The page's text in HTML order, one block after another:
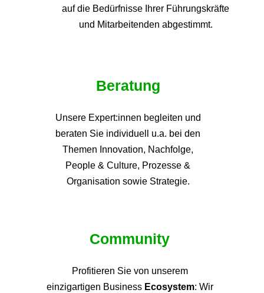
auf die Bedürfnisse Ihrer Führungskräfte
und Mitarbeitenden abgestimmt.
Beratung
Unsere Expert:innen begleiten und
beraten Sie individuell u.a. bei den
Themen Innovation, Nachfolge,
People & Culture, Prozesse &
Organisation sowie Strategie.
Community
Profitieren Sie von unserem
einzigartigen Business Ecosystem: Wir